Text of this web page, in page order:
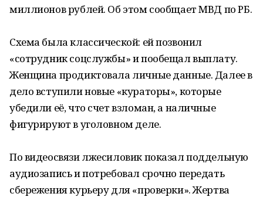
миллионов рублей. Об этом сообщает МВД по РБ.
Схема была классической: ей позвонил
«сотрудник соцслужбы» и пообещал выплату.
Женщина продиктовала личные данные. Далее в
дело вступили новые «кураторы», которые
убедили её, что счет взломан, а наличные
фигурируют в уголовном деле.
По видеосвязи лжесиловик показал поддельную
аудиозапись и потребовал срочно передать
сбережения курьеру для «проверки». Жертва